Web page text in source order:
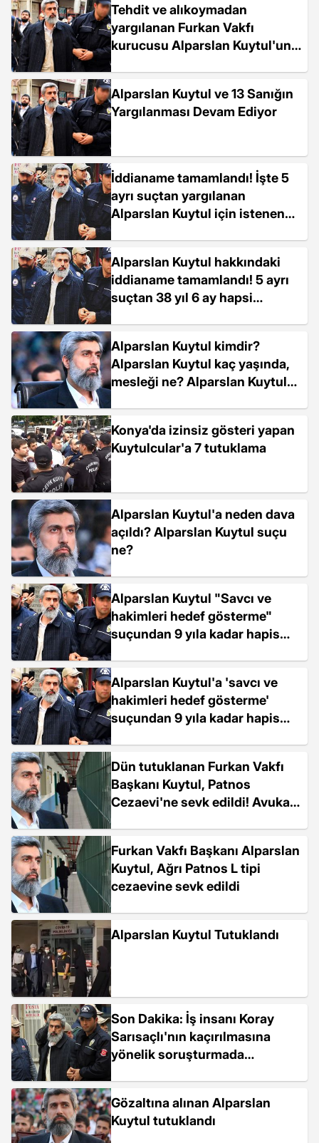
Tehdit ve alıkoymadan
yargılanan Furkan Vakfı
kurucusu Alparslan Kuytul'un
Alparslan Kuytul ve 13 Sanığın
Yargılanması Devam Ediyor
İddianame tamamlandı! İşte 5
ayrı suçtan yargılanan
Alparslan Kuytul için istenen
Alparslan Kuytul hakkındaki
iddianame tamamlandı! 5 ayrı
suçtan 38 yıl 6 ay hapsi
Alparslan Kuytul kimdir?
Alparslan Kuytul kaç yaşında,
mesleği ne? Alparslan Kuytul
Konya'da izinsiz gösteri yapan
Kuytulcular'a 7 tutuklama
Alparslan Kuytul'a neden dava
açıldı? Alparslan Kuytul suçu
ne?
Alparslan Kuytul "Savcı ve
hakimleri hedef gösterme"
suçundan 9 yıla kadar hapis
Alparslan Kuytul'a 'savcı ve
hakimleri hedef gösterme'
suçundan 9 yıla kadar hapis
Dün tutuklanan Furkan Vakfı
Başkanı Kuytul, Patnos
Cezaevi'ne sevk edildi! Avukatı:
Furkan Vakfı Başkanı Alparslan
Kuytul, Ağrı Patnos L tipi
cezaevine sevk edildi
Alparslan Kuytul Tutuklandı
Son Dakika: İş insanı Koray
Sarısaçlı'nın kaçırılmasına
yönelik soruşturmada
Gözaltına alınan Alparslan
Kuytul tutuklandı